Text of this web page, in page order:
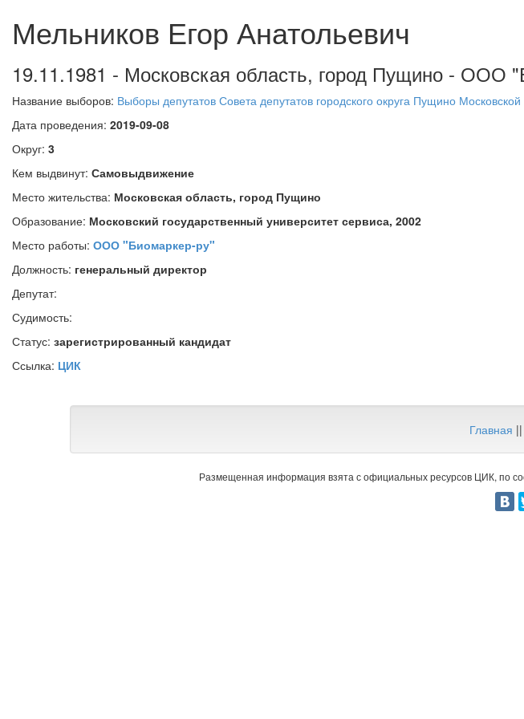
Мельников Егор Анатольевич
19.11.1981 - Московская область, город Пущино - ООО
Название выборов: Выборы депутатов Совета депутатов городского округа Пущино
Дата проведения: 2019-09-08
Округ: 3
Кем выдвинут: Самовыдвижение
Место жительства: Московская область, город Пущино
Образование: Московский государственный университет сервиса, 2002
Место работы: ООО "Биомаркер-ру"
Должность: генеральный директор
Депутат:
Судимость:
Статус: зарегистрированный кандидат
Ссылка: ЦИК
Главная ||
Размещенная информация взята с официальных ресурсов ЦИК, по